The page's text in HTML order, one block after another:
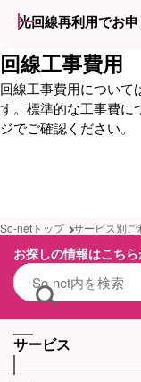
光回線再利用でお
回線工事費用
回線工事費用について
す。標準的な工事費に
ジでご確認ください。
So-netトップ サービス別ご
お探しの情報はこち
サービス